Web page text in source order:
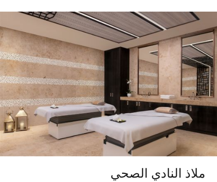
ملاذ النادي الصحي